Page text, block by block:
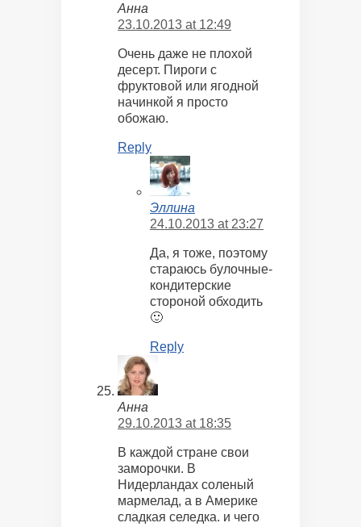
Анна
23.10.2013 at 12:49
Очень даже не плохой
десерт. Пироги с
фруктовой или ягодной
начинкой я просто
обожаю.
Reply
Эллина
24.10.2013 at 23:27
Да, я тоже, поэтому
стараюсь булочные-
кондитерские
стороной обходить
🙂
Reply
Анна
29.10.2013 at 18:35
В каждой стране свои
заморочки. В
Нидерландах соленый
мармелад, а в Америке
сладкая селедка. и чего